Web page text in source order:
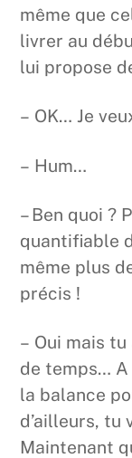
même que
livrer au
lui propose
– OK… Je
– Hum…
– Ben quoi ?
quantifiable
même plus
précis !
– Oui mais
de temps…
la balance
d’ailleurs, tu
Maintenant